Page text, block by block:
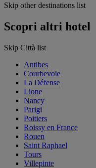
Skip other destinations list
Scopri altri hotel
Skip Città list
Antibes
Courbevoie
La Défense
Lione
Nancy
Parigi
Poitiers
Roissy en France
Rouen
Saint Raphael
Tours
Villepinte